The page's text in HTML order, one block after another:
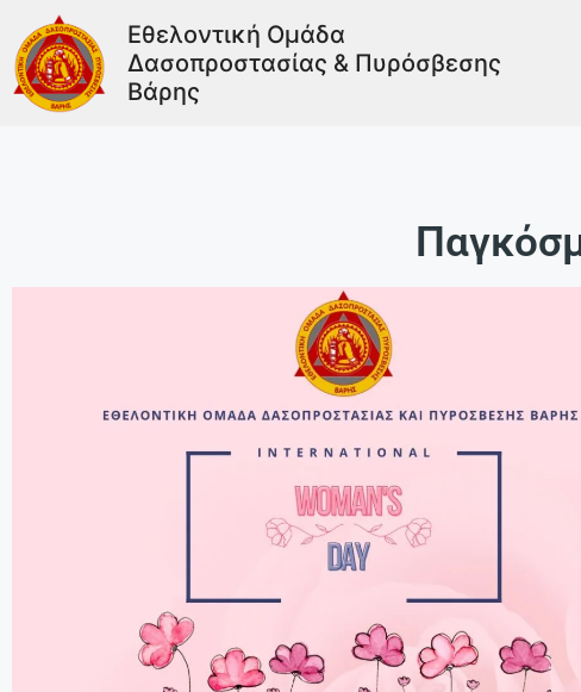
Εθελοντική Ομάδα
Δασοπροστασίας & Πυρόσβεσης
Βάρης